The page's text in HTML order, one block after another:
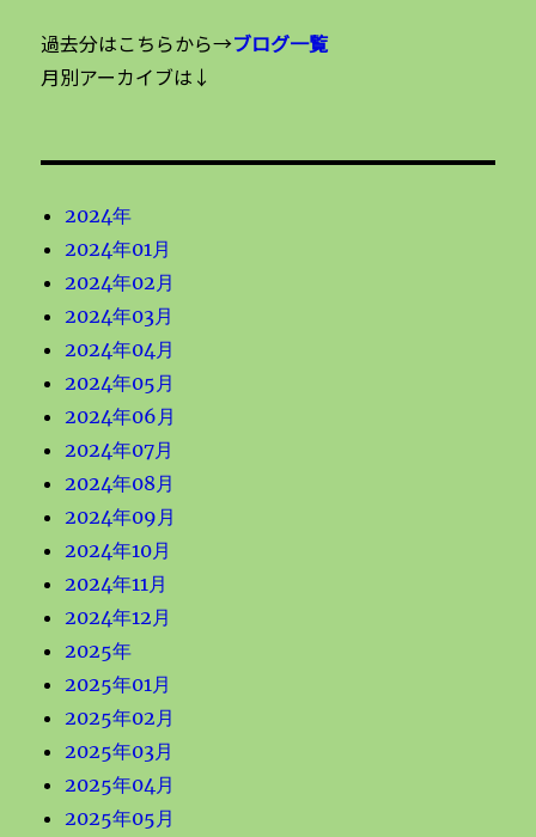
過去分はこちらから→ブログ一覧
月別アーカイブは↓
2024年
2024年01月
2024年02月
2024年03月
2024年04月
2024年05月
2024年06月
2024年07月
2024年08月
2024年09月
2024年10月
2024年11月
2024年12月
2025年
2025年01月
2025年02月
2025年03月
2025年04月
2025年05月